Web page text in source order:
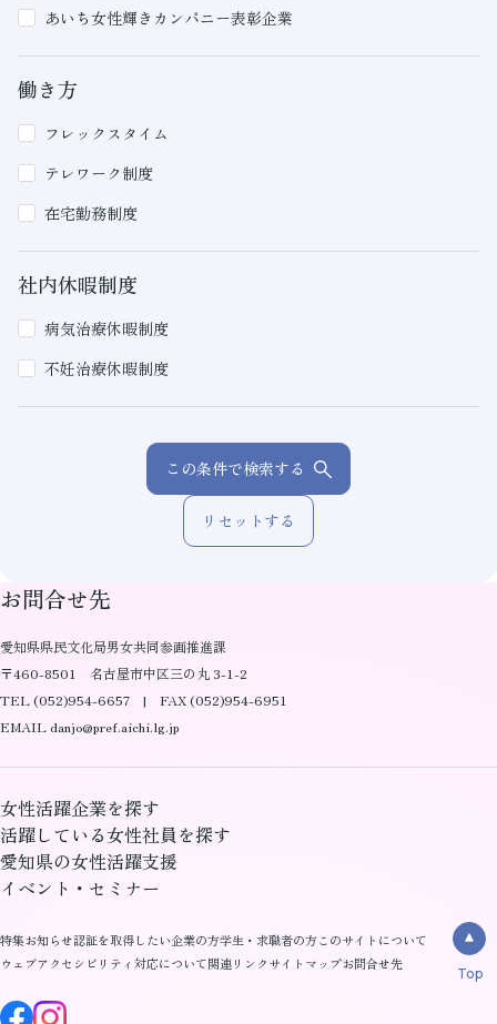
あいち女性輝きカンパニー表彰企業
働き方
フレックスタイム
テレワーク制度
在宅勤務制度
社内休暇制度
病気治療休暇制度
不妊治療休暇制度
この条件で検索する
リセットする
お問合せ先
愛知県県民文化局男女共同参画推進課
〒460-8501 名古屋市中区三の丸 3-1-2
TEL (052)954-6657 | FAX (052)954-6951
EMAIL danjo@pref.aichi.lg.jp
女性活躍企業を探す
活躍している女性社員を探す
愛知県の女性活躍支援
イベント・セミナー
特集お知らせ認証を取得したい企業の方学生・求職者の方このサイトについて
ウェブアクセシビリティ対応について関連リンクサイトマップお問合せ先
Top